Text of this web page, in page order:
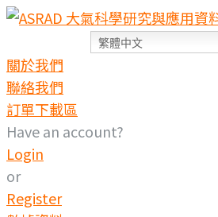
繁體中文
關於我們
聯絡我們
訂單下載區
Have an account?
Login
or
Register